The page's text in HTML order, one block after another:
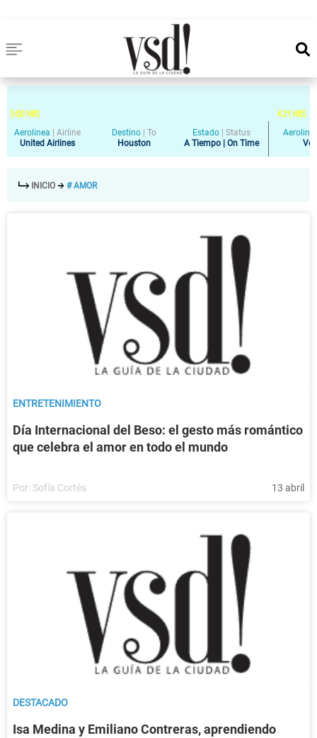
5:00HRS 4:21 HRS
Aerolinea
Airline
United Airlines
Destino
To
Houston
Estado
Status
A Tiempo | On Time
INICIO # AMOR
ENTRETENIMIENTO
Día Internacional del Beso: el gesto más romántico
que celebra el amor en todo el mundo
Por: Sofía Cortés 13 abril
DESTACADO
Isa Medina y Emiliano Contreras, aprendiendo